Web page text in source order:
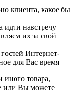
клиента, какое бы
идти навстречу
их за свой
Интернет-
для Вас время
иного товара,
или Вы можете